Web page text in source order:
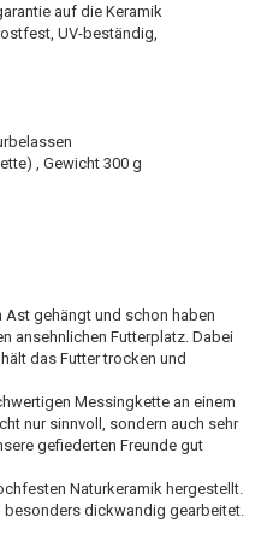
auf die Keramik
UV-beständig,
, Gewicht 300 g
Ast gehängt und schon haben
ansehnlichen Futterplatz. Dabei
das Futter trocken und
Messingkette an einem
nur sinnvoll, sondern auch sehr
gefiederten Freunde gut
Naturkeramik hergestellt.
dickwandig gearbeitet.